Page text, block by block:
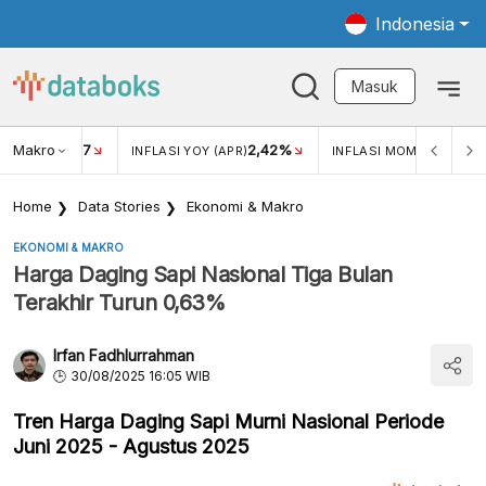
Indonesia
Masuk
Makro
USD/IDR 17 INFLASI YOY (APR)2,42% INFLASI MOM (APR)
Home Data Stories Ekonomi & Makro
EKONOMI & MAKRO
Harga Daging Sapi Nasional Tiga Bulan
Terakhir Turun 0,63%
Irfan Fadhlurrahman
30/08/2025 16:05 WIB
Tren Harga Daging Sapi Murni Nasional Periode
Juni 2025 - Agustus 2025